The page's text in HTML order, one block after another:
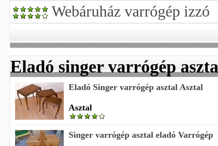
Webáruház varrógép izzó
Eladó singer varrógép
Eladó Singer varrógép asztal Asztal
Asztal
Singer varrógép asztal eladó Varrógép